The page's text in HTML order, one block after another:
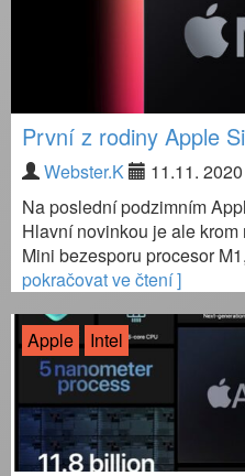
První z rodiny Apple
Webster.K 11.11. 2020
Na poslední podzimním
Hlavní novinkou je ale
Mini bezesporu procesor
pokračovat ve čtení ]
Apple Intel